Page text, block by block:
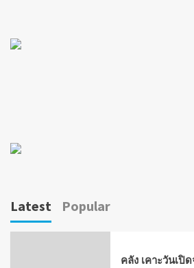
Latest Popular
คลัง เคาะวันเปิ